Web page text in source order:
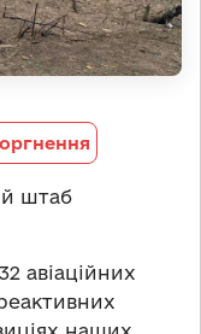
штаб
авіаційних